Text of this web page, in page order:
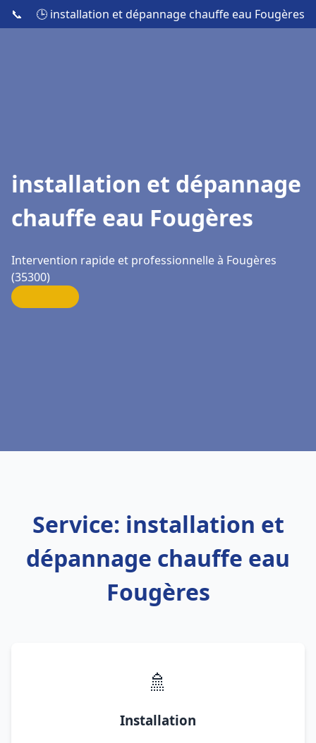
📞 🕒 installation et dépannage chauffe eau Fougères
installation et dépannage
chauffe eau Fougères
Intervention rapide et professionnelle à Fougères
(35300)
Service: installation et
dépannage chauffe eau
Fougères
🚿
Installation